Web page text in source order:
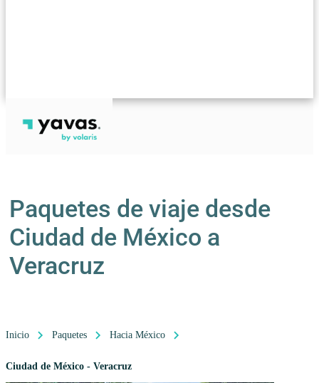
Paquetes de viaje desde
Ciudad de México a
Veracruz
Inicio Paquetes Hacia México
Ciudad de México - Veracruz